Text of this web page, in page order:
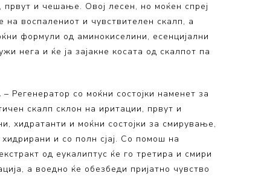
првут и чешање. Овој лесен, но моќен спреј
воспалениот и чувствителен скалп, а
формули од аминокиселини, есенцијални
нега и ќе ја зајакне косата од скалпот па
– Регенератор со моќни состојки наменет за
скалп склон на иритации, првут и
хидратанти и моќни состојки за смирување,
и со полн сјај. Со помош на
од еукалиптус ќе го третира и смири
а воедно ќе обезбеди пријатно чувство